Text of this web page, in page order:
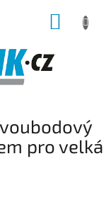
pro velká